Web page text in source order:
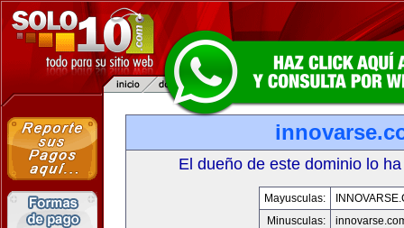
El dueño de este dominio lo
Mayusculas:
Minusculas: